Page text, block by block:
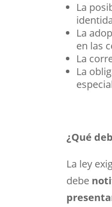
La
La
en las
La
La
¿Qué
La ley
debe